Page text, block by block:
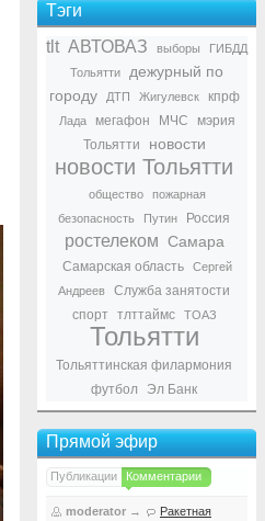
Тэги
tlt АВТОВАЗ выборы
ГИБДД
Тольятти
дежурный по
городу
ДТП Жигулевск кпрф
Лада мегафон МЧС
мэрия
Тольятти
новости
новости Тольятти
общество
пожарная
безопасность
Путин Россия
ростелеком Самара
Самарская область
Сергей
Андреев
Служба занятости
спорт
тлттаймс ТОАЗ
Тольятти
Тольяттинская филармония
футбол
Эл Банк
Прямой эфир
Публикации Комментарии
moderator →
Ракетная